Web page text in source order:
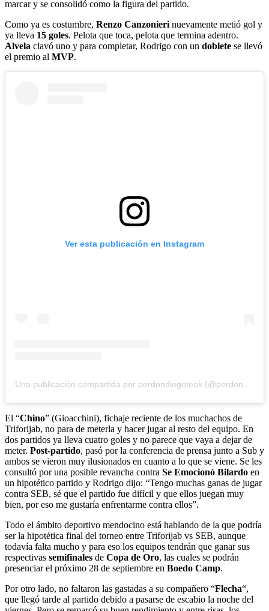
marcar y se consolidó como la figura del partido.
Como ya es costumbre, Renzo Canzonieri nuevamente metió gol y
ya lleva 15 goles. Pelota que toca, pelota que termina adentro.
Alvela clavó uno y para completar, Rodrigo con un doblete se llevó
el premio al MVP.
Ver esta publicación en Instagram
El “Chino” (Gioacchini), fichaje reciente de los muchachos de
Triforijab, no para de meterla y hacer jugar al resto del equipo. En
dos partidos ya lleva cuatro goles y no parece que vaya a dejar de
meter. Post-partido, pasó por la conferencia de prensa junto a Sub y
ambos se vieron muy ilusionados en cuanto a lo que se viene. Se les
consultó por una posible revancha contra Se Emocionó Bilardo en
un hipotético partido y Rodrigo dijo: “Tengo muchas ganas de jugar
contra SEB, sé que el partido fue difícil y que ellos juegan muy
bien, por eso me gustaría enfrentarme contra ellos”.
Todo el ámbito deportivo mendocino está hablando de la que podría
ser la hipotética final del torneo entre Triforijab vs SEB, aunque
todavía falta mucho y para eso los equipos tendrán que ganar sus
respectivas semifinales de Copa de Oro, las cuales se podrán
presenciar el próximo 28 de septiembre en Boedo Camp.
Por otro lado, no faltaron las gastadas a su compañero “Flecha“,
que llegó tarde al partido debido a pasarse de escabio la noche del